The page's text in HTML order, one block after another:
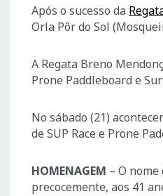
Após o sucesso da
Orla Pôr do Sol
A Regata Breno
Prone Paddleboard e
No sábado (21)
de SUP Race e Prone
HOMENAGEM – O
precocemente, aos 41